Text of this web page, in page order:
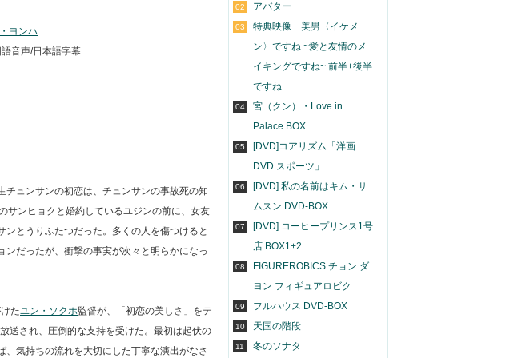
ヨンハ
音声/日本語字幕
ュンサンの初恋は、チュンサンの事故死の知
サンヒョクと婚約しているユジンの前に、女友
とうりふたつだった。多くの人を傷つけると
だったが、衝撃の事実が次々と明らかになっ
たユン・ソクホ監督が、「初恋の美しさ」をテ
送され、圧倒的な支持を受けた。最初は起伏の
気持ちの流れを大切にした丁寧な演出がなさ
02 アバター
03
特典映像 美男〈イケメ
ン〉ですね ~愛と友情のメ
イキングですね~ 前半+後半
ですね
04
宮（クン）・Love in
Palace BOX
05
[DVD]コアリズム「洋画
DVD スポーツ」
06
[DVD] 私の名前はキム・サ
ムスン DVD-BOX
07
[DVD] コーヒープリンス1号
店 BOX1+2
08
FIGUREROBICS チョン ダ
ヨン フィギュアロビク
09 フルハウス DVD-BOX
10 天国の階段
11 冬のソナタ